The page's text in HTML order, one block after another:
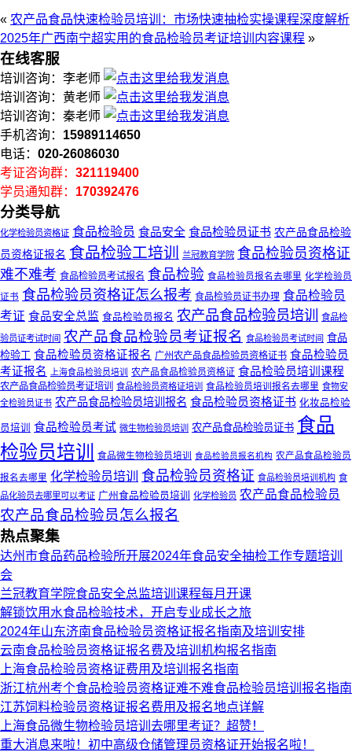
« 农产品食品快速检验员培训：市场快速抽检实操课程深度解析
2025年广西南宁超实用的食品检验员考证培训内容课程 »
在线客服
培训咨询：李老师
培训咨询：黄老师
培训咨询：秦老师
手机咨询： 15989114650
电话： 020-26086030
考证咨询群： 321119400
学员通知群： 170392476
分类导航
化学检验员资格证 食品检验员 食品安全 食品检验员证书 农产品食品检验
员资格证报名 食品检验工培训 兰冠教育学院 食品检验员资格证
难不难考 食品检验员考试报名 食品检验 食品检验员报名去哪里 化学检验员
证书 食品检验员资格证怎么报考 食品检验员证书办理 食品检验员
考证 食品安全总监 食品检验员报名 农产品食品检验员培训 食品检
验员证考试时间 农产品食品检验员考证报名 食品检验员考试时间 食品
检验工 食品检验员资格证报名 广州农产品食品检验员资格证书 食品检验员
考证报名
上海食品检验员培训 农产品食品检验员资格证 食品检验员培训课程
农产品食品检验员考证培训 食品检验员资格证培训 食品检验员培训报名去哪里 食物安
全检验员证书 农产品食品检验员培训报名 食品检验员资格证书 化妆品检验
员培训 食品检验员考试 微生物检验员培训 农产品食品检验员证书 食品
检验员培训
食品微生物检验员培训 食品检验员报名机构 农产品食品检验员
报名去哪里 化学检验员培训 食品检验员资格证 食品检验员培训机构 食
品化验员去哪里可以考证 广州食品检验员培训 化学检验员 农产品食品检验员
农产品食品检验员怎么报名
热点聚集
达州市食品药品检验所开展2024年食品安全抽检工作专题培训
会
兰冠教育学院食品安全总监培训课程每月开课
解锁饮用水食品检验技术，开启专业成长之旅
2024年山东济南食品检验员资格证报名指南及培训安排
云南食品检验员资格证报名费及培训机构报名指南
上海食品检验员资格证费用及培训报名指南
浙江杭州考个食品检验员资格证难不难食品检验员培训报名指南
江苏饲料检验员资格证报名费用及报名地点详解
上海食品微生物检验员培训去哪里考证？超赞！
重大消息来啦！初中高级仓储管理员资格证开始报名啦！